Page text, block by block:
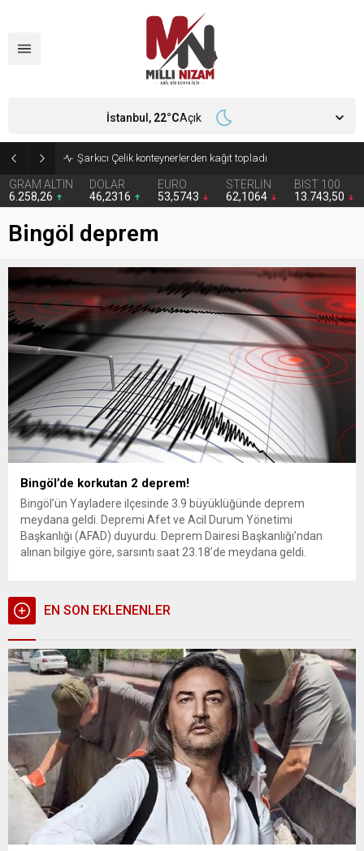
İran 2 ülkeyi birden vurdu
GRAM ALTIN
6.258,26
DOLAR
46,2316
EURO
53,5743
STERLİN
62,1064
BIST 100
13.743,50
İstanbul, 22°CAçık
Bingöl deprem
Bingöl’de korkutan 2 deprem!
Bingöl’ün Yayladere ilçesinde 3.9 büyüklüğünde deprem
meydana geldi. Depremi Afet ve Acil Durum Yönetimi
Başkanlığı (AFAD) duyurdu. Deprem Dairesi Başkanlığı’ndan
alınan bilgiye göre, sarsıntı saat 23.18’de meydana geldi.
birkaç dakika ardından 4 şiddetinde bir sarsıntı...
EN SON EKLENENLER